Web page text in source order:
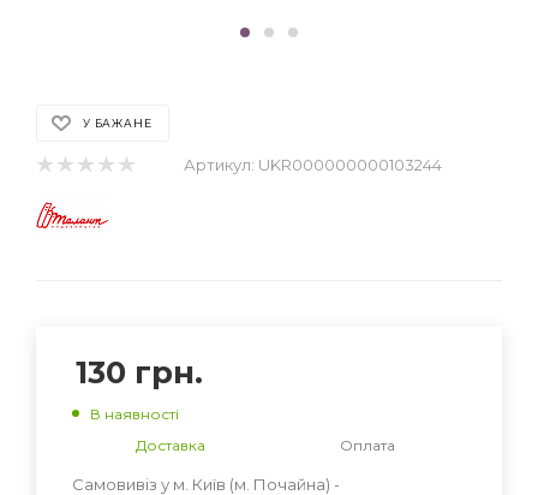
У БАЖАНЕ
Артикул: UKR000000000103244
130 грн.
В наявності
Доставка
Оплата
Самовивіз у м. Київ (м. Почайна) -